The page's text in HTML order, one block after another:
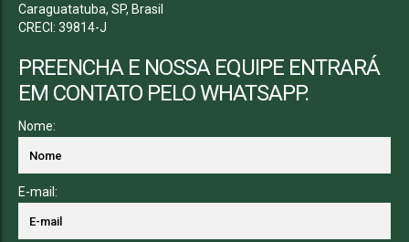
Caraguatatuba, SP, Brasil
CRECI: 39814-J
PREENCHA E NOSSA EQUIPE ENTRARÁ
EM CONTATO PELO WHATSAPP.
Nome:
E-mail: